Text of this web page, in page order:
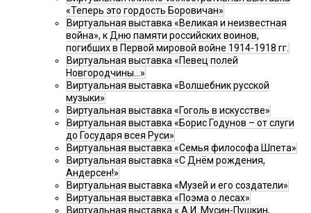
«Теперь это гордость Боровичан»
Виртуальная выставка «Великая и неизвестная
война», к Дню памяти российских воинов,
погибших в Первой мировой войне 1914-1918 гг.
Виртуальная выставка «Певец полей
Новгородчины…»
Виртуальная выставка «Волшебник русской
музыки»
Виртуальная выставка «Гоголь в искусстве»
Виртуальная выставка «Борис Годунов – от слуги
до Государя всея Руси»
Виртуальная выставка «Семья философа Шпета»
Виртуальная выставка «С Днём рождения,
Андерсен!»
Виртуальная выставка «Музей и его создатели»
Виртуальная выставка «Поэма о лесах»
Виртуальная выставка « А.И. Мусин-Пушкин,